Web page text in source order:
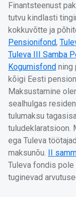
Finantsteenust
tutvu kindlasti
kokkuvõtte ja
Pensionifond,
Tuleva III Samba
Kogumisfond ning
kõigi Eesti
Maksustamine
sealhulgas
tulumaksu
tuludeklaratsioon.
ega Tuleva
maksunõu. II
Tuleva fondis
tuginevad